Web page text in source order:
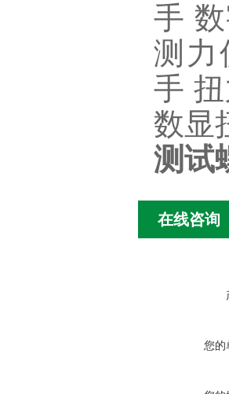
手
测力
手
数显
测试
在线咨询
您的